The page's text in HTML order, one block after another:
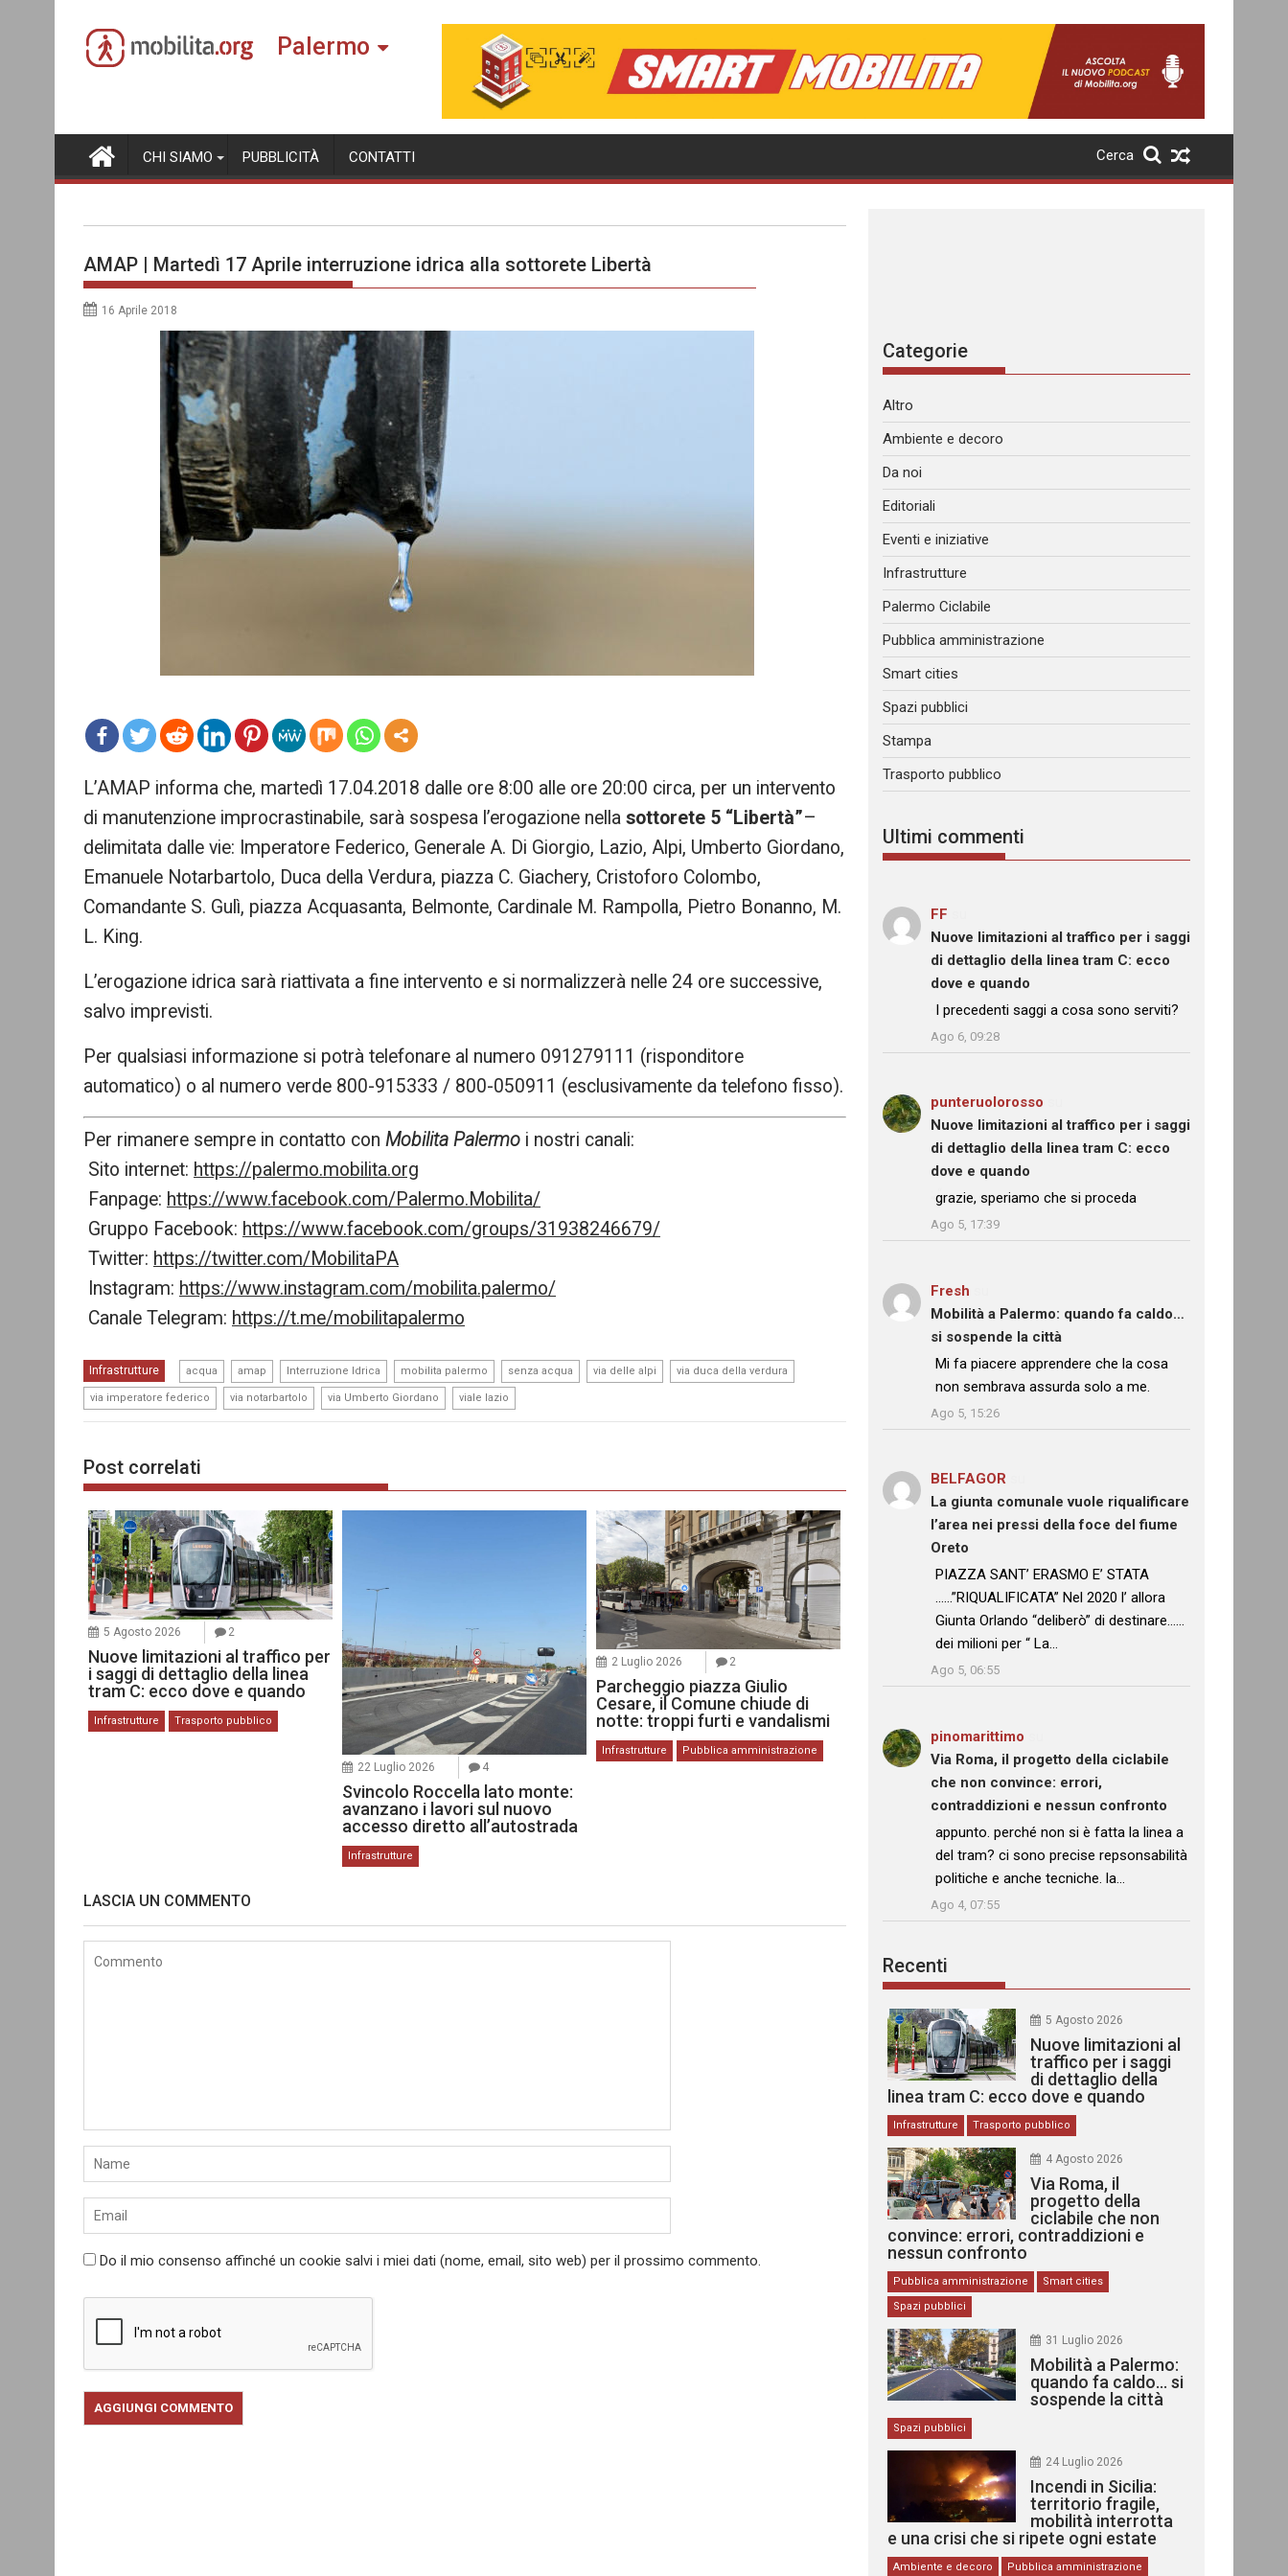
content
Palermo
CHI SIAMO PUBBLICITÀ CONTATTI Cerca
AMAP | Martedì 17 Aprile interruzione idrica alla sottorete Libertà
16 Aprile 2018
re
L’AMAP informa che, martedì 17.04.2018 dalle ore 8:00 alle ore 20:00 circa, per un intervento
di manutenzione improcrastinabile, sarà sospesa l’erogazione nella sottorete 5 “Libertà”–
delimitata dalle vie: Imperatore Federico, Generale A. Di Giorgio, Lazio, Alpi, Umberto Giordano,
Emanuele Notarbartolo, Duca della Verdura, piazza C. Giachery, Cristoforo Colombo,
Comandante S. Gulì, piazza Acquasanta, Belmonte, Cardinale M. Rampolla, Pietro Bonanno, M.
L. King.
L’erogazione idrica sarà riattivata a fine intervento e si normalizzerà nelle 24 ore successive,
salvo imprevisti.
Per qualsiasi informazione si potrà telefonare al numero 091279111 (risponditore
automatico) o al numero verde 800-915333 / 800-050911 (esclusivamente da telefono fisso).
Per rimanere sempre in contatto con Mobilita Palermo i nostri canali:
Sito internet: https://palermo.mobilita.org
Fanpage: https://www.facebook.com/Palermo.Mobilita/
Gruppo Facebook: https://www.facebook.com/groups/31938246679/
Twitter: https://twitter.com/MobilitaPA
Instagram: https://www.instagram.com/mobilita.palermo/
Canale Telegram: https://t.me/mobilitapalermo
Infrastrutture acqua amap Interruzione Idrica mobilita palermo senza acqua via delle alpi via duca della verdura
via imperatore federico via notarbartolo via Umberto Giordano viale lazio
Post correlati
5 Agosto 2026 2
Nuove limitazioni al traffico per
i saggi di dettaglio della linea
tram C: ecco dove e quando
Infrastrutture Trasporto pubblico
22 Luglio 2026 4
Svincolo Roccella lato monte:
avanzano i lavori sul nuovo
accesso diretto all’autostrada
Infrastrutture
2 Luglio 2026 2
Parcheggio piazza Giulio
Cesare, il Comune chiude di
notte: troppi furti e vandalismi
Infrastrutture Pubblica amministrazione
LASCIA UN COMMENTO
Do il mio consenso affinché un cookie salvi i miei dati (nome, email, sito web) per il prossimo commento.
Categorie
Altro
Ambiente e decoro
Da noi
Editoriali
Eventi e iniziative
Infrastrutture
Palermo Ciclabile
Pubblica amministrazione
Smart cities
Spazi pubblici
Stampa
Trasporto pubblico
Ultimi commenti
FF
Nuove limitazioni al traffico per i saggi
di dettaglio della linea tram C: ecco
dove e quando
: “I precedenti saggi a cosa sono serviti?
Ago 6, 09:28
punteruolorosso
Nuove limitazioni al traffico per i saggi
di dettaglio della linea tram C: ecco
dove e quando
: “
grazie, speriamo che si proceda
Ago 5, 17:39
Fresh
Mobilità a Palermo: quando fa caldo…
si sospende la città
: “
Mi fa piacere apprendere che la cosa
non sembrava assurda solo a me.
Ago 5, 15:26
BELFAGOR
La giunta comunale vuole riqualificare
l’area nei pressi della foce del fiume
Oreto
: “
PIAZZA SANT’ ERASMO E’ STATA
……”RIQUALIFICATA” Nel 2020 l’ allora
Giunta Orlando “deliberò” di destinare……
dei milioni per “ La…
Ago 5, 06:55
pinomarittimo
Via Roma, il progetto della ciclabile
che non convince: errori,
contraddizioni e nessun confronto
: “
appunto. perché non si è fatta la linea a
del tram? ci sono precise repsonsabilità
politiche e anche tecniche. la…
Ago 4, 07:55
Recenti
5 Agosto 2026
Nuove limitazioni al
traffico per i saggi
di dettaglio della
linea tram C: ecco dove e quando
Infrastrutture Trasporto pubblico
4 Agosto 2026
Via Roma, il
progetto della
ciclabile che non
convince: errori, contraddizioni e
nessun confronto
Pubblica amministrazione
Smart cities
Spazi pubblici
31 Luglio 2026
Mobilità a Palermo:
quando fa caldo… si
sospende la città
Spazi pubblici
24 Luglio 2026
Incendi in Sicilia:
territorio fragile,
mobilità interrotta
e una crisi che si ripete ogni estate
Ambiente e decoro Pubblica amministrazione